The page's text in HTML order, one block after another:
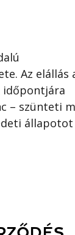
Az elállás
időpontjára
– szünteti